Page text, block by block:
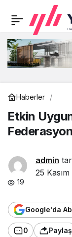
Haberler
Etkin
admin
25
19
Google'da
0 Paylaş
1071 Coffee
görkemli bir
başiskele
hizmete girdi